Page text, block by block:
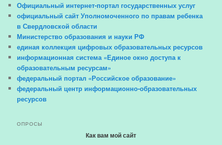
Официальный интернет-портал государственных услуг
официальный сайт Уполномоченного по правам ребенка
в Свердловской области
Министерство образования и науки РФ
единая коллекция цифровых образовательных ресурсов
информационная система «Единое окно доступа к
образовательным ресурсам»
федеральный портал «Российское образование»
федеральный центр информационно-образовательных
ресурсов
ОПРОСЫ
Как вам мой сайт